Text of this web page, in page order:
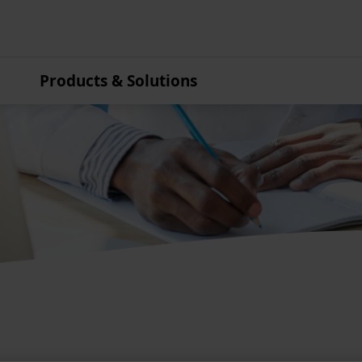
Products & Solutions
Australia
China
Hong Kong
India